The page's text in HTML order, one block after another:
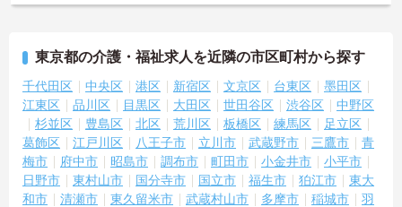
東京都の介護・福祉求人を近隣の市区町村から探す
千代田区 中央区 港区 新宿区 文京区 台東区
墨田区
江東区
品川区 目黒区 大田区 世田谷区 渋谷区
中野区
杉並区
豊島区 北区 荒川区 板橋区 練馬区
足立区
葛飾区
江戸川区 八王子市 立川市 武蔵野市 三鷹市
青
梅市
府中市 昭島市 調布市 町田市 小金井市
小平市
日野市
東村山市 国分寺市 国立市 福生市 狛江市
東大
和市
清瀬市 東久留米市 武蔵村山市 多摩市 稲城市 羽